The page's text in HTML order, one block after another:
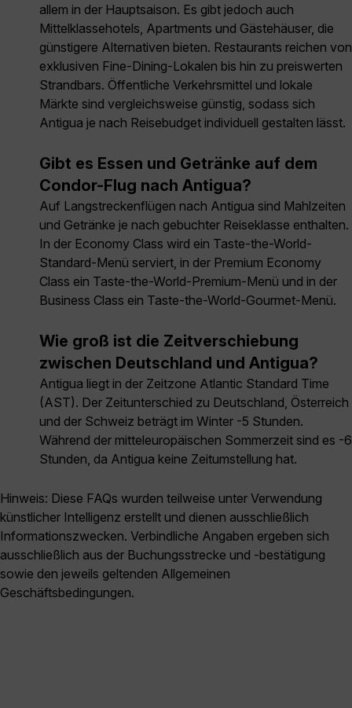
allem in der Hauptsaison. Es gibt jedoch auch
Mittelklassehotels, Apartments und Gästehäuser, die
günstigere Alternativen bieten. Restaurants reichen von
exklusiven Fine-Dining-Lokalen bis hin zu preiswerten
Strandbars. Öffentliche Verkehrsmittel und lokale
Märkte sind vergleichsweise günstig, sodass sich
Antigua je nach Reisebudget individuell gestalten lässt.
Gibt es Essen und Getränke auf dem
Condor-Flug nach Antigua?
Auf Langstreckenflügen nach Antigua sind Mahlzeiten
und Getränke je nach gebuchter Reiseklasse enthalten.
In der Economy Class wird ein Taste-the-World-
Standard-Menü serviert, in der Premium Economy
Class ein Taste-the-World-Premium-Menü und in der
Business Class ein Taste-the-World-Gourmet-Menü.
Wie groß ist die Zeitverschiebung
zwischen Deutschland und Antigua?
Antigua liegt in der Zeitzone Atlantic Standard Time
(AST). Der Zeitunterschied zu Deutschland, Österreich
und der Schweiz beträgt im Winter -5 Stunden.
Während der mitteleuropäischen Sommerzeit sind es -6
Stunden, da Antigua keine Zeitumstellung hat.
Hinweis: Diese FAQs wurden teilweise unter Verwendung
künstlicher Intelligenz erstellt und dienen ausschließlich
Informationszwecken. Verbindliche Angaben ergeben sich
ausschließlich aus der Buchungsstrecke und -bestätigung
sowie den jeweils geltenden Allgemeinen
Geschäftsbedingungen.